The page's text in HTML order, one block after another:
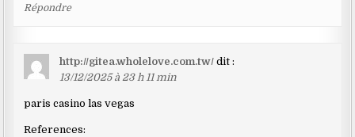
Répondre
http://gitea.wholelove.com.tw/ dit :
13/12/2025 à 23 h 11 min
paris casino las vegas
References: